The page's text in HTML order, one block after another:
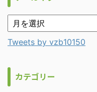
Tweets by vzb10150
カテゴリー